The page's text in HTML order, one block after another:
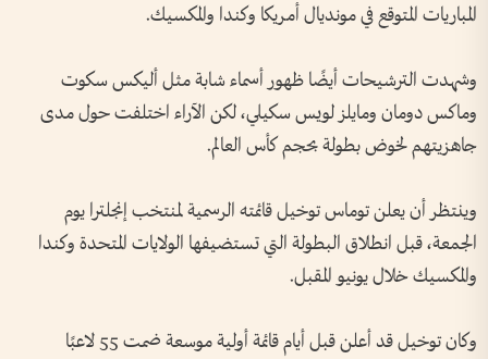
المباريات المتوقع في مونديال أمريكا وكندا والمكسيك.
وشهدت الترشيحات أيضًا ظهور أسماء شابة مثل أليكس سكوت
وماكس دومان ومايلز لويس سكيلي، لكن الآراء اختلفت حول مدى
جاهزيتهم لخوض بطولة بحجم كأس العالم.
وينتظر أن يعلن توماس توخيل قائمته الرسمية لمنتخب إنجلترا يوم
الجمعة، قبل انطلاق البطولة التي تستضيفها الولايات المتحدة وكندا
والمكسيك خلال يونيو المقبل.
وكان توخيل قد أعلن قبل أيام قائمة أولية موسعة ضمت 55 لاعبًا